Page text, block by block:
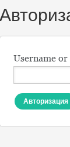
Username or